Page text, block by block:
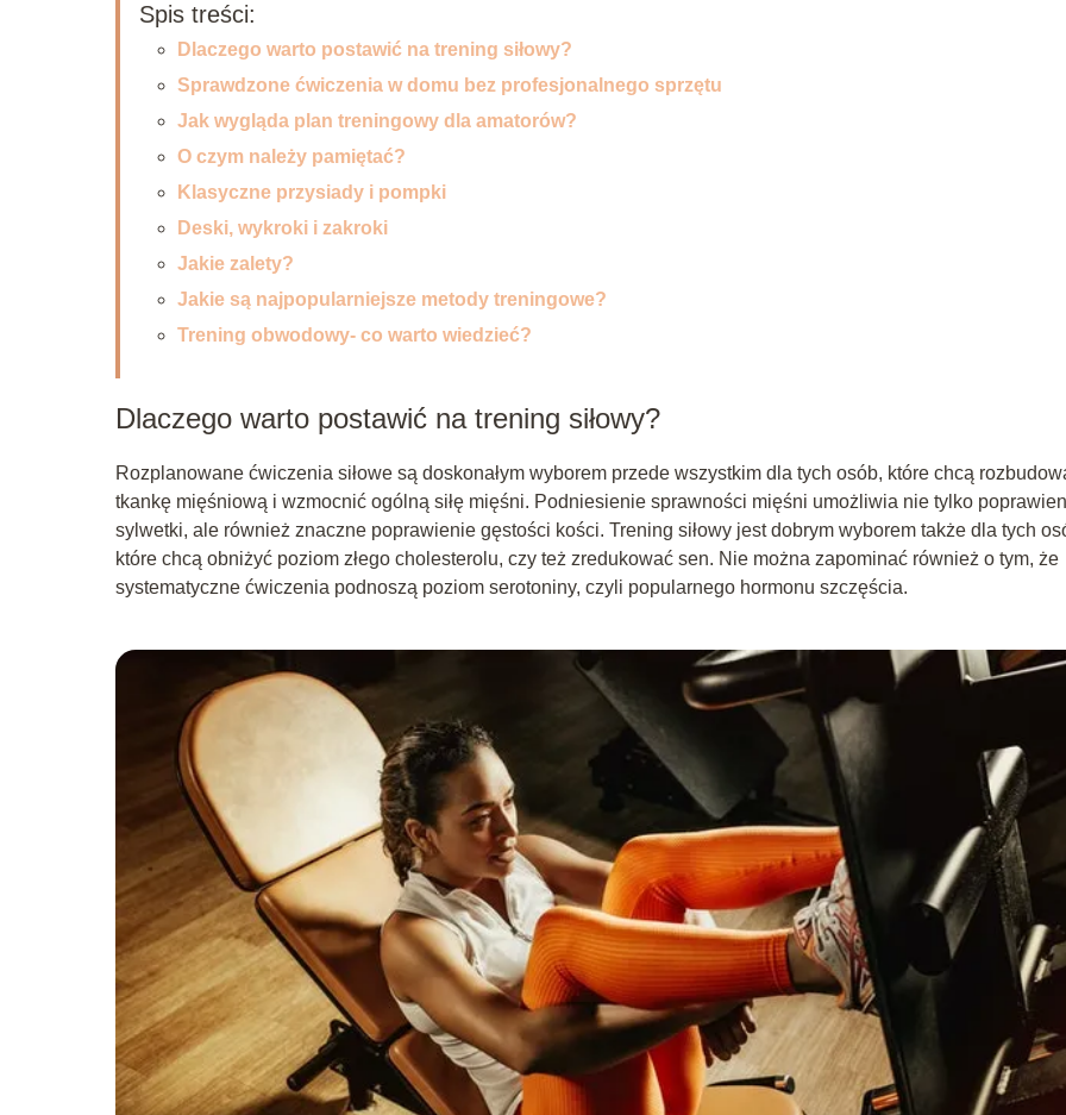
Spis treści:
Dlaczego warto postawić na trening siłowy?
Sprawdzone ćwiczenia w domu bez profesjonalnego sprzętu
Jak wygląda plan treningowy dla amatorów?
O czym należy pamiętać?
Klasyczne przysiady i pompki
Deski, wykroki i zakroki
Jakie zalety?
Jakie są najpopularniejsze metody treningowe?
Trening obwodowy- co warto wiedzieć?
Dlaczego warto postawić na trening siłowy?
Rozplanowane ćwiczenia siłowe są doskonałym wyborem przede wszystkim dla tych osób, które chcą
tkankę mięśniową i wzmocnić ogólną siłę mięśni. Podniesienie sprawności mięśni umożliwia nie tylko
sylwetki, ale również znaczne poprawienie gęstości kości. Trening siłowy jest dobrym wyborem także dla tych
które chcą obniżyć poziom złego cholesterolu, czy też zredukować sen. Nie można zapominać również o tym, że
systematyczne ćwiczenia podnoszą poziom serotoniny, czyli popularnego hormonu szczęścia.